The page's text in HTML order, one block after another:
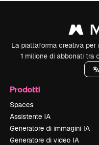
La piattaforma creativa
1 milione di abbonati tra
Prodotti
Spaces
Assistente IA
Generatore di immagini IA
Generatore di video IA